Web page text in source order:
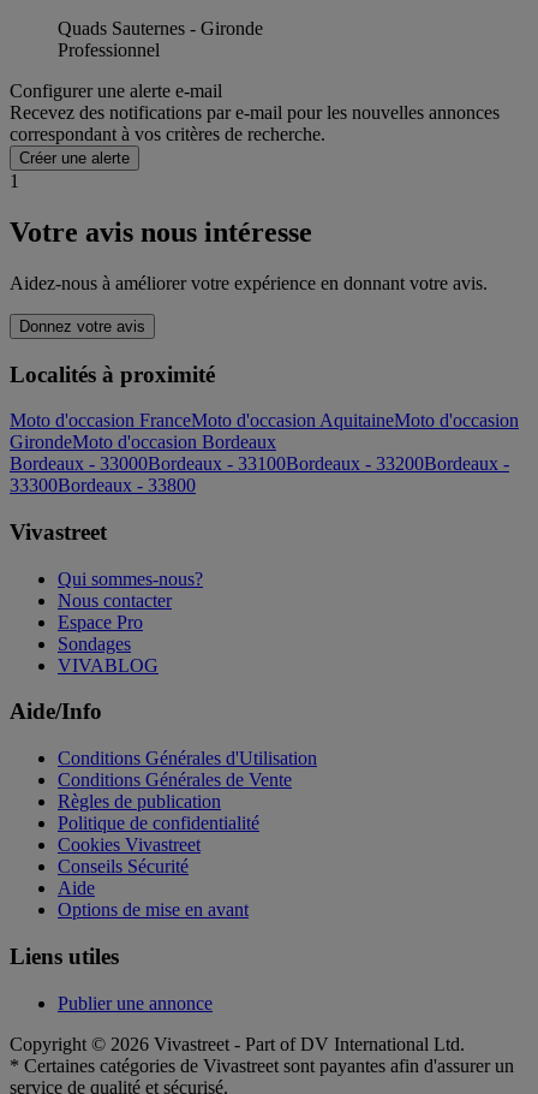
Quads Sauternes - Gironde
Professionnel
Configurer une alerte e-mail
Recevez des notifications par e-mail pour les nouvelles annonces
correspondant à vos critères de recherche.
Créer une alerte
1
Votre avis nous intéresse
Aidez-nous à améliorer votre expérience en donnant votre avis.
Donnez votre avis
Localités à proximité
Moto d'occasion FranceMoto d'occasion AquitaineMoto d'occasion
GirondeMoto d'occasion Bordeaux
Bordeaux - 33000Bordeaux - 33100Bordeaux - 33200Bordeaux -
33300Bordeaux - 33800
Vivastreet
Qui sommes-nous?
Nous contacter
Espace Pro
Sondages
VIVABLOG
Aide/Info
Conditions Générales d'Utilisation
Conditions Générales de Vente
Règles de publication
Politique de confidentialité
Cookies Vivastreet
Conseils Sécurité
Aide
Options de mise en avant
Liens utiles
Publier une annonce
Copyright © 2026 Vivastreet - Part of DV International Ltd.
* Certaines catégories de Vivastreet sont payantes afin d'assurer un
service de qualité et sécurisé.